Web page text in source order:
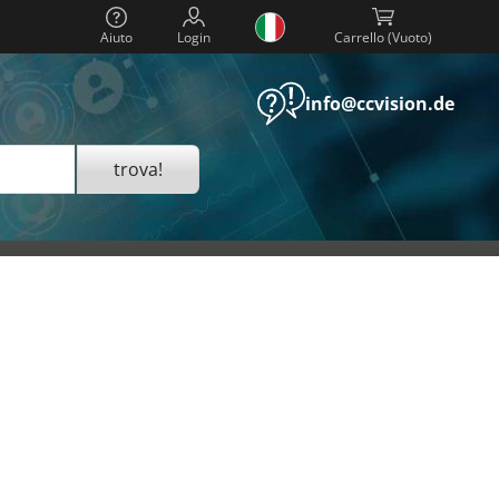
Aiuto Login Carrello ( )
info@ccvision.de
trova!